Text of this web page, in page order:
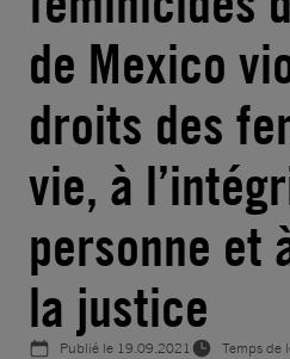
de Mexico
droits des
vie, à
personne et
la justice
Publié le 19.09.2021
Temps de